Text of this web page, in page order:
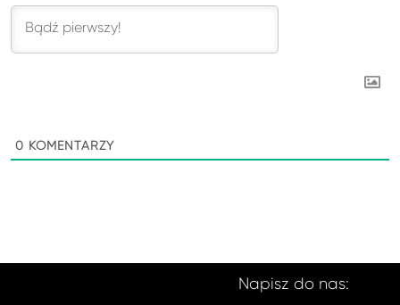
0 KOMENTARZY
Napisz do nas: